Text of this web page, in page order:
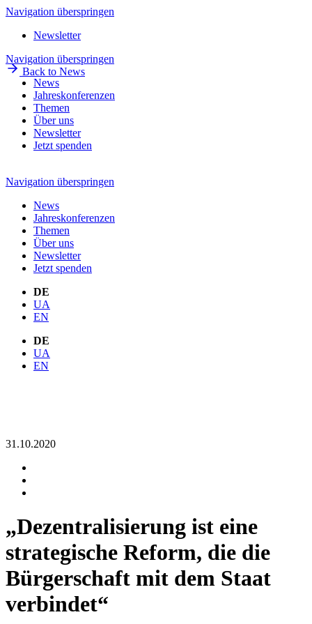
Navigation überspringen
Newsletter
Navigation überspringen
News
Jahreskonferenzen
Themen
Über uns
Newsletter
Jetzt spenden
Navigation überspringen
News
Jahreskonferenzen
Themen
Über uns
Newsletter
Jetzt spenden
DE
UA
EN
DE
UA
EN
Back to News
31.10.2020
„Dezentra­lisierung ist eine
strate­gische Reform, die die
Bürgerschaft mit dem Staat
verbindet“